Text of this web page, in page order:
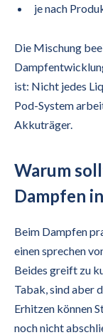
je nach
Die Mischung
ist: Nicht jedes
Pod-System
Akkuträger.
Warum
Dampfen
Beim Dampfen
einen sprechen
Beides greift zu
Tabak, sind aber
Erhitzen können
noch nicht